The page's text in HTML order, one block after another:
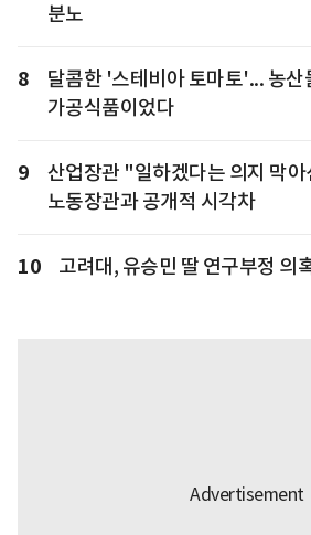
분노
8
달콤한 '스테비아 토마토'... 농산
가공식품이었다
9
산업장관 "일하겠다는 의지 막
노동장관과 공개적 시각차
10 고려대, 유승민 딸 연구부정 의